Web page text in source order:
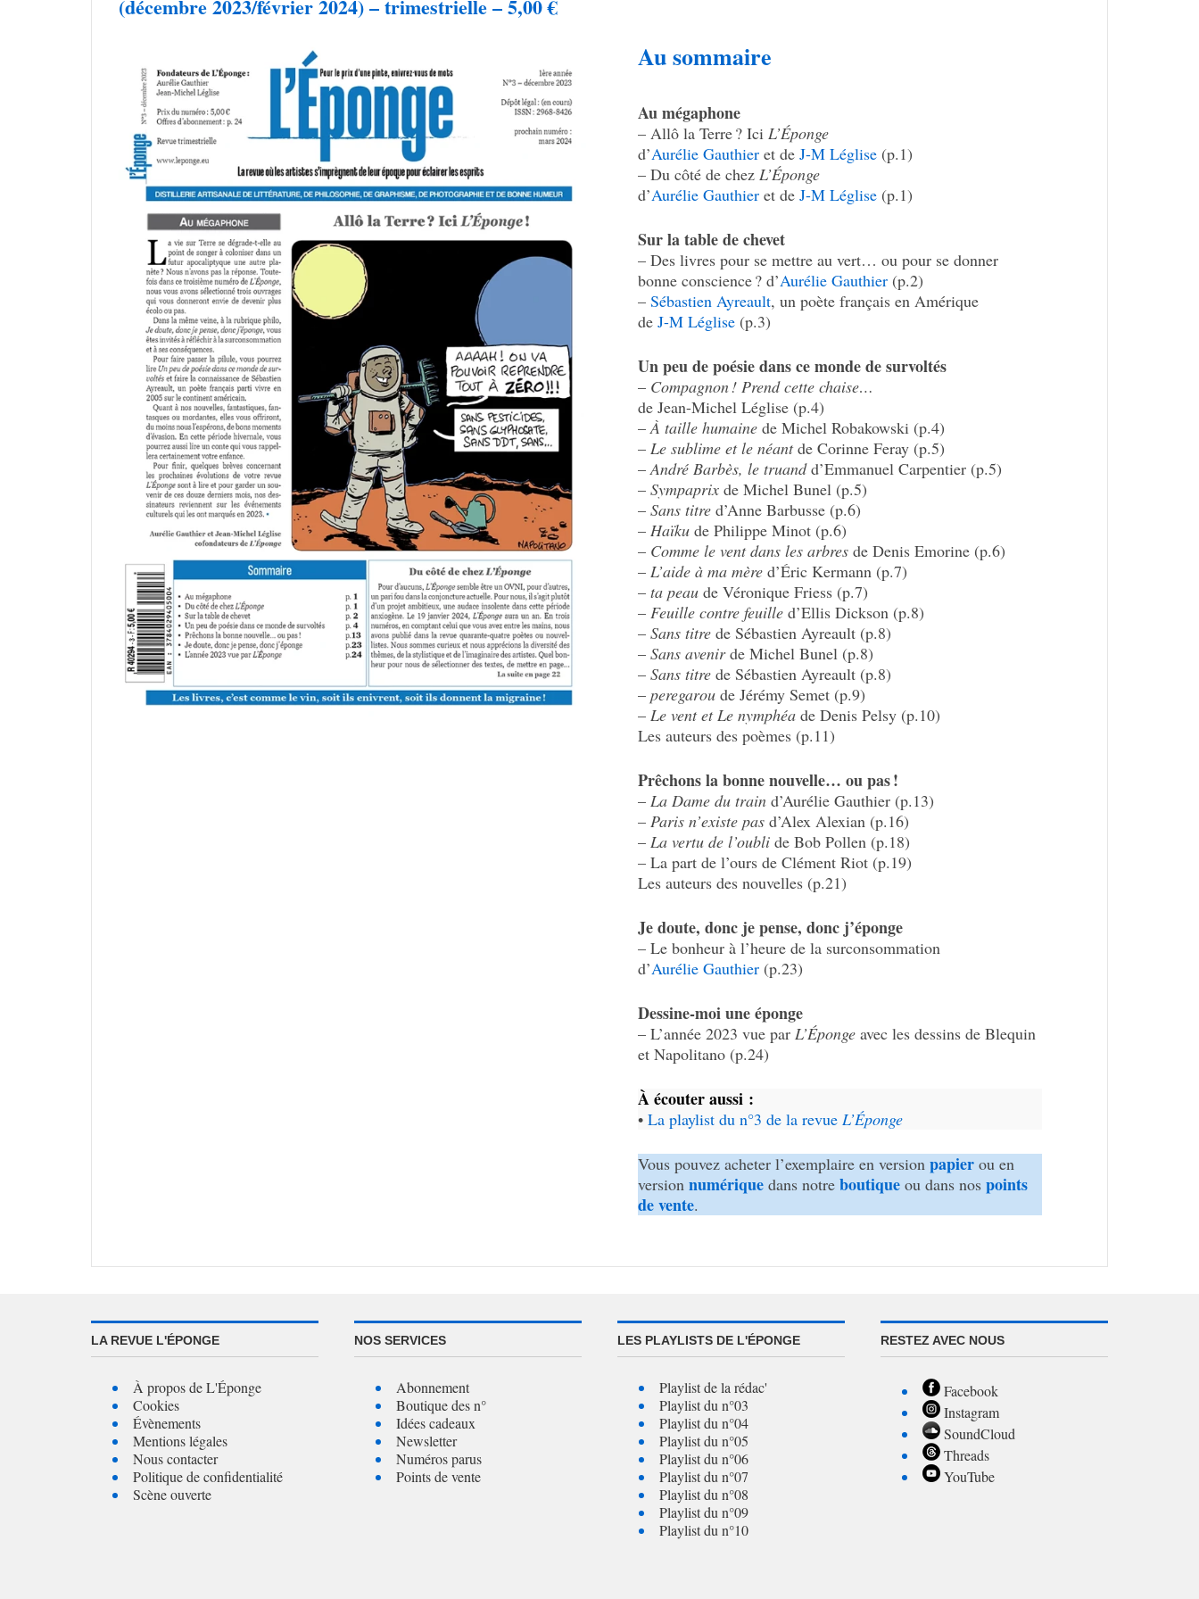
(décembre 2023/février 2024) – trimes­trielle – 5,00 €
Au sommaire
Au méga­phone
– Allô la Terre ? Ici L’Éponge
d’Auré­lie Gauthier et deJ-M Léglise (p.1)
– Du côté de chez L’Éponge
d’Auré­lie Gauthier et deJ-M Léglise (p.1)
Sur la table de chevet
– Des livres pour se mettre au vert… ou pour se donner
bonne conscience ? d’Auré­lie Gauthier (p.2)
–Sébas­tien Ayreault, un poète français en Amérique
deJ-M Léglise (p.3)
Un peu de poésie dans ce monde de survol­tés
– Compa­gnon ! Prend cette chai­se…
de Jean-Michel Léglise (p.4)
–À taille humaine de Michel Roba­kowski (p.4)
– Le sublime et le néantde Corinne Feray (p.5)
–André Barbès, le truandd’Em­ma­nuel Carpen­tier (p.5)
–Sympa­prix de Michel Bunel (p.5)
–Sans titre d’Anne Barbusse (p.6)
– Haïku de Philippe Minot (p.6)
– Comme le vent dans les arbres de Denis Emorine (p.6)
– L’aide à ma mère d’Éric Kermann (p.7)
–ta peau de Véro­nique Friess (p.7)
– Feuille contre feuille d’El­lis Dick­son (p.8)
–Sans titre de Sébas­tien Ayreault (p.8)
–Sans avenirde Michel Bunel (p.8)
–Sans titre de Sébas­tien Ayreault (p.8)
–perega­rou de Jérémy Semet (p.9)
– Le vent et Le nymphéa de Denis Pelsy (p.10)
Les auteurs des poèmes (p.11)
Prêchons la bonne nouvel­le… ou pas !
– La Dame du train d’Au­ré­lie Gauthier (p.13)
– Paris n’existe pasd’Alex Alexian (p.16)
– La vertu de l’ou­bli de Bob Pollen (p.18)
– La part de l’ours de Clément Riot (p.19)
Les auteurs des nouvelles (p.21)
Je doute, donc je pense, donc j’éponge
– Le bonheur à l’heure de la surcon­som­ma­tion
d’Auré­lie Gauthier (p.23)
Dessine-moi une éponge
– L’an­née 2023 vue par L’Éponge avec les dessins de Blequin
et Napo­li­tano (p.24)
À écou­ter aussi :
•La play­list du n°3 de la revue L’Éponge
Vous pouvez ache­ter l’exem­plaire en versionpapier ou en
versionnumé­rique dans notreboutique ou dans nospoints
de vente.
LA REVUE L'ÉPONGE
À propos de L'Éponge
Cookies
Évènements
Mentions légales
Nous contacter
Politique de confidentialité
Scène ouverte
NOS SERVICES
Abonnement
Boutique des n°
Idées cadeaux
Newsletter
Numéros parus
Points de vente
LES PLAYLISTS DE L'ÉPONGE
Playlist de la rédac'
Playlist du n°03
Playlist du n°04
Playlist du n°05
Playlist du n°06
Playlist du n°07
Playlist du n°08
Playlist du n°09
Playlist du n°10
RESTEZ AVEC NOUS
Facebook
Instagram
SoundCloud
Threads
YouTube